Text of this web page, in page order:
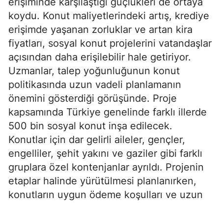
koydu. Konut maliyetlerindeki artış, krediye
erişimde yaşanan zorluklar ve artan kira
fiyatları, sosyal konut projelerini vatandaşlar
açısından daha erişilebilir hale getiriyor.
Uzmanlar, talep yoğunluğunun konut
politikasında uzun vadeli planlamanın
önemini gösterdiği görüşünde. Proje
kapsamında Türkiye genelinde farklı illerde
500 bin sosyal konut inşa edilecek.
Konutlar için dar gelirli aileler, gençler,
engelliler, şehit yakını ve gaziler gibi farklı
gruplara özel kontenjanlar ayrıldı. Projenin
etaplar halinde yürütülmesi planlanırken,
konutların uygun ödeme koşulları ve uzun